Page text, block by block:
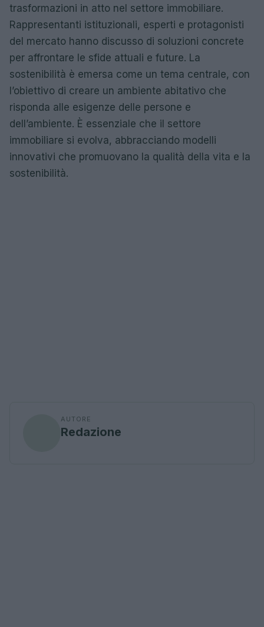
trasformazioni in atto nel settore immobiliare.
Rappresentanti istituzionali, esperti e protagonisti
del mercato hanno discusso di soluzioni concrete
per affrontare le sfide attuali e future. La
sostenibilità è emersa come un tema centrale, con
l’obiettivo di creare un ambiente abitativo che
risponda alle esigenze delle persone e
dell’ambiente. È essenziale che il settore
immobiliare si evolva, abbracciando modelli
innovativi che promuovano la qualità della vita e la
sostenibilità.
AUTORE
Redazione